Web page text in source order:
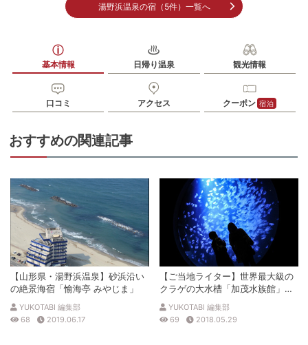
湯野浜温泉の宿（5件）一覧へ
基本情報 日帰り温泉 観光情報
口コミ アクセス クーポン 宿泊
おすすめの関連記事
【山形県・湯野浜温泉】砂浜沿い
の絶景海宿「愉海亭 みやじま」
YUKOTABI 編集部
68
2019.06.17
【ご当地ライター】世界最大級の
クラゲの大水槽「加茂水族館」幻
想的な魅惑の世界へ
YUKOTABI 編集部
69
2018.05.29